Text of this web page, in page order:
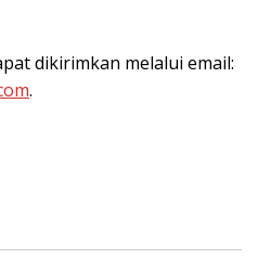
dikirimkan melalui email:
.